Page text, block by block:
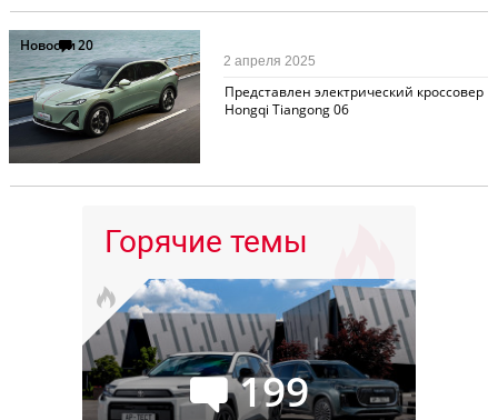
Новости20
Представлен электрический кроссовер
Hongqi Tiangong 06
2 апреля 2025
Горячие темы
199